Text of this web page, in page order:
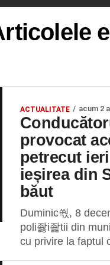
ACTUALITATE acum 2
provocat
petrecut
ieșirea din
băut
Duminic쒃, 8
poli좛i좙tii din
cu privire la faptul